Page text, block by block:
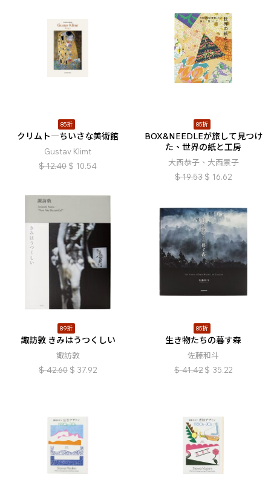
85折
クリムト―ちいさな美術館
Gustav Klimt
$ 12.40 $ 10.54
85折
BOX&NEEDLEが旅して見つけ
た、世界の紙と工房
大西恭子、大西景子
$ 19.53 $ 16.62
89折
諏訪敦 きみはうつくしい
諏訪敦
$ 42.60 $ 37.92
85折
生き物たちの暮す森
佐藤和斗
$ 41.42 $ 35.22